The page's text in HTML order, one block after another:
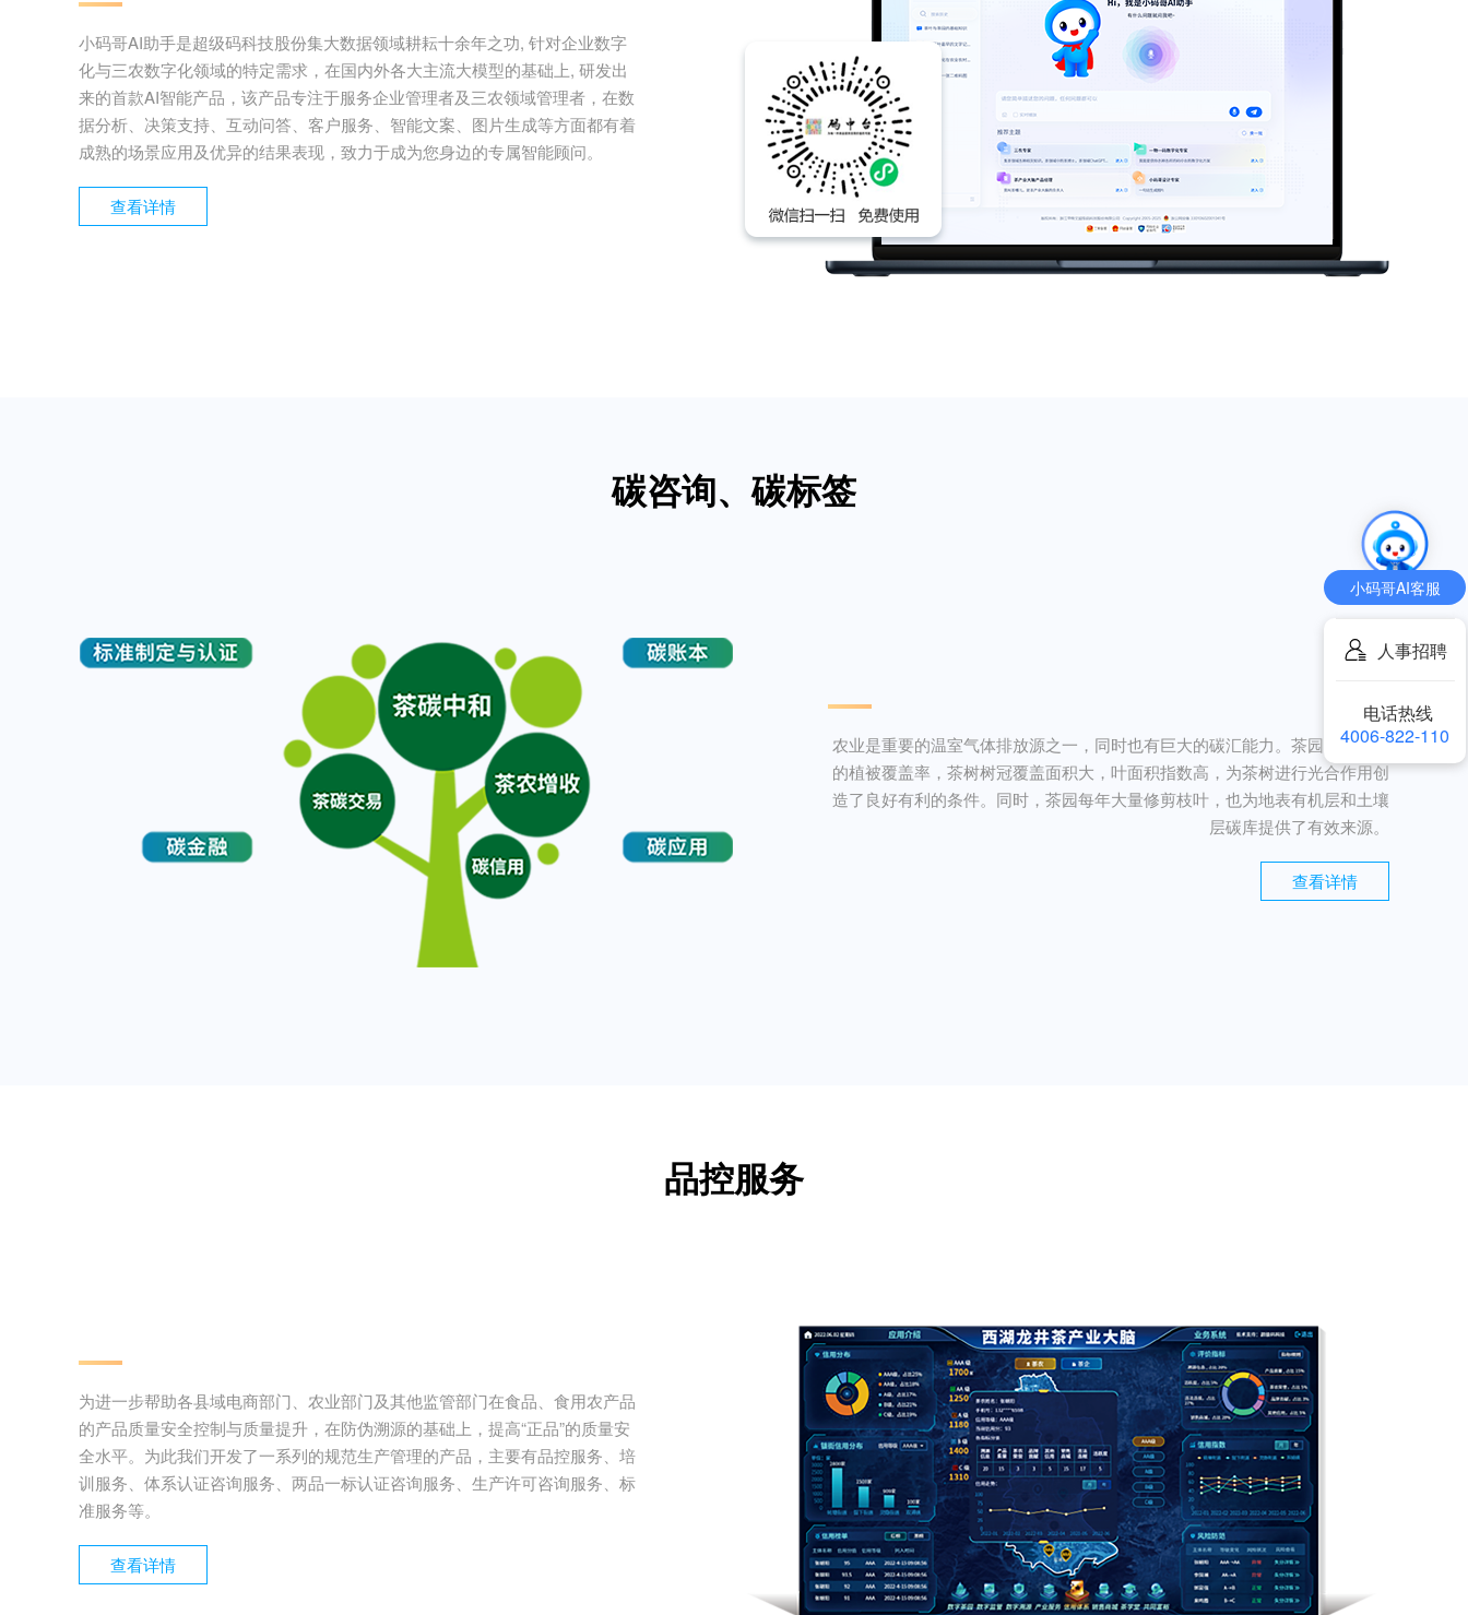
小码哥AI助手是超级码科技股份集大数据领域耕耘十余年之功, 针对企业数字
化与三农数字化领域的特定需求，在国内外各大主流大模型的基础上, 研发出
来的首款AI智能产品，该产品专注于服务企业管理者及三农领域管理者，在数
据分析、决策支持、互动问答、客户服务、智能文案、图片生成等方面都有着
成熟的场景应用及优异的结果表现，致力于成为您身边的专属智能顾问。
查看详情
碳咨询、碳标签
农业是重要的温室气体排放源之一，同时也有巨大的碳汇能力。茶园具有很高
的植被覆盖率，茶树树冠覆盖面积大，叶面积指数高，为茶树进行光合作用创
造了良好有利的条件。同时，茶园每年大量修剪枝叶，也为地表有机层和土壤
层碳库提供了有效来源。
查看详情
品控服务
为进一步帮助各县域电商部门、农业部门及其他监管部门在食品、食用农产品
的产品质量安全控制与质量提升，在防伪溯源的基础上，提高“正品”的质量安
全水平。为此我们开发了一系列的规范生产管理的产品，主要有品控服务、培
训服务、体系认证咨询服务、两品一标认证咨询服务、生产许可咨询服务、标
准服务等。
查看详情
小码哥AI客服
人事招聘
电话热线
4006-822-110